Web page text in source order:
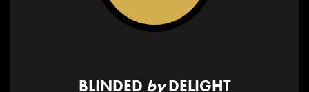
BLINDED byDELIGHT